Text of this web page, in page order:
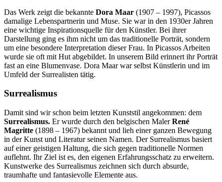
Das Werk zeigt die bekannte Dora Maar (1907 – 1997), Picassos
damalige Lebenspartnerin und Muse. Sie war in den 1930er Jahren
eine wichtige Inspirationsquelle für den Künstler. Bei ihrer
Darstellung ging es ihm nicht um das traditionelle Porträt, sondern
um eine besondere Interpretation dieser Frau. In Picassos Arbeiten
wurde sie oft mit Hut abgebildet. In unserem Bild erinnert ihr Porträt
fast an eine Blumenvase. Dora Maar war selbst Künstlerin und im
Umfeld der Surrealisten tätig.
Surrealismus
Damit sind wir schon beim letzten Kunststil angekommen: dem
Surrealismus. Er wurde durch den belgischen MalerRené
Magritte (1898 – 1967) bekannt und lieh einer ganzen Bewegung
in der Kunst und Literatur seinen Namen. Der Surrealismus basiert
auf einer geistigen Haltung, die sich gegen traditionelle Normen
auflehnt. Ihr Ziel ist es, den eigenen Erfahrungsschatz zu erweitern.
Kunstwerke des Surrealismus zeichnen sich durch absurde,
traumhafte und fantasievolle Elemente aus.